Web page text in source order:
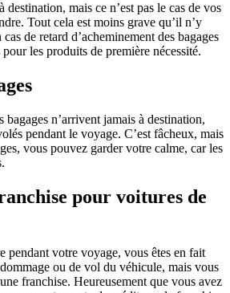
destination, mais ce n’est pas le cas de vos
Tout cela est moins grave qu’il n’y
de retard d’acheminement des bagages
les produits de première nécessité.
bagages n’arrivent jamais à destination,
pendant le voyage. C’est fâcheux, mais
vous pouvez garder votre calme, car les
pour voitures de
pendant votre voyage, vous êtes en fait
ou de vol du véhicule, mais vous
franchise. Heureusement que vous avez